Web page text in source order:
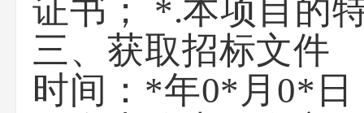
证书； *.本项目的
三、获取招标文件
时间：*年0*月0*日